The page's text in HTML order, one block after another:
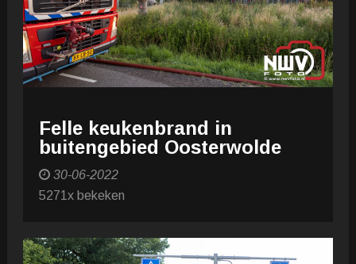
Felle keukenbrand in
buitengebied Oosterwolde
30-06-2022
5271x bekeken